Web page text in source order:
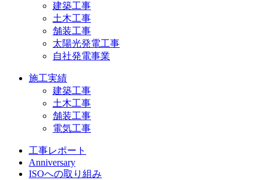
建築工事
土木工事
舗装工事
太陽光発電工事
自社発電事業
施工実績
建築工事
土木工事
舗装工事
電気工事
工事レポート
Anniversary
ISOへの取り組み